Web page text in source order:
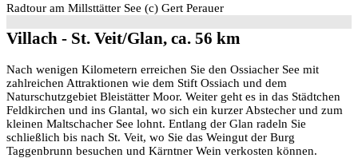
Radtour am Millsttätter See (c) Gert Perauer
Villach - St. Veit/Glan, ca. 56 km
Nach wenigen Kilometern erreichen Sie den Ossiacher See mit
zahlreichen Attraktionen wie dem Stift Ossiach und dem
Naturschutzgebiet Bleistätter Moor. Weiter geht es in das Städtchen
Feldkirchen und ins Glantal, wo sich ein kurzer Abstecher und zum
kleinen Maltschacher See lohnt. Entlang der Glan radeln Sie
schließlich bis nach St. Veit, wo Sie das Weingut der Burg
Taggenbrunn besuchen und Kärntner Wein verkosten können.